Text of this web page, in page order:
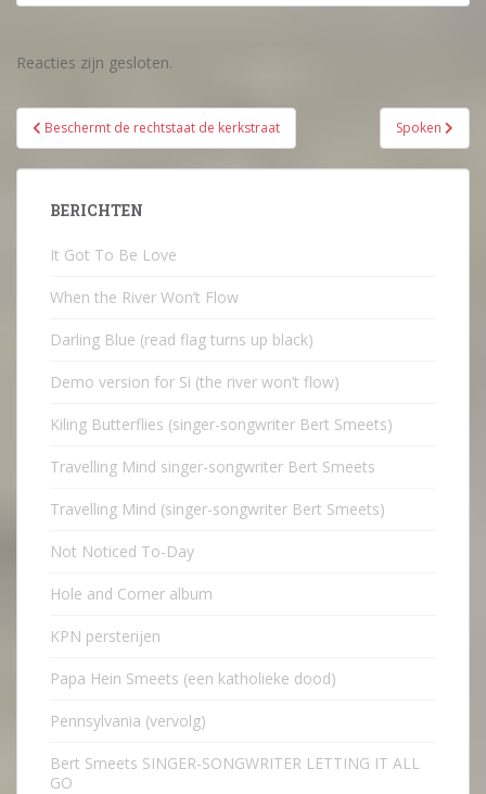
Reacties zijn gesloten.
Bericht
navigatie
Beschermt de rechtstaat de kerkstraat Spoken
BERICHTEN
It Got To Be Love
When the River Won’t Flow
Darling Blue (read flag turns up black)
Demo version for Si (the river won’t flow)
Kiling Butterflies (singer-songwriter Bert Smeets)
Travelling Mind singer-songwriter Bert Smeets
Travelling Mind (singer-songwriter Bert Smeets)
Not Noticed To-Day
Hole and Corner album
KPN persterijen
Papa Hein Smeets (een katholieke dood)
Pennsylvania (vervolg)
Bert Smeets SINGER-SONGWRITER LETTING IT ALL
GO